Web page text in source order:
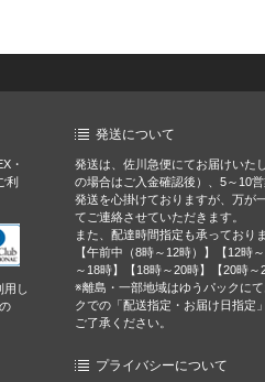
・
利
用し
発送について
発送は、佐川急便にてお届けいた
の場合はご入金確認後）、5～10
発送を心掛けておりますが、万が
てご連絡させていただきます。
また、配達時間指定も承っておりま
【午前中（8時～12時）】【12時
～18時】【18時～20時】【20時～
※離島・一部地域はゆうパックに
クでの「配送指定・お届け日指定
ご了承ください。
プライバシーについて